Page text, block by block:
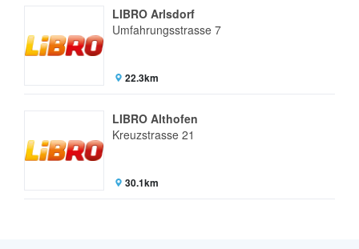
LIBRO Arlsdorf
Umfahrungsstrasse 7
22.3km
LIBRO Althofen
Kreuzstrasse 21
30.1km